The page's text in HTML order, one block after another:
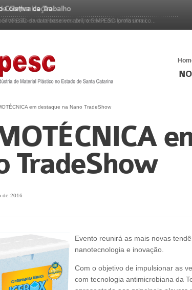
Coletiva de Trabalho
ocasião da data-base em abril, o SIMPESC forma uma co...
em destaque na Nano TradeShow
TradeShow
de 2016
Evento reunirá as mais novas
nanotecnologia e inovação.
Com o objetivo de impulsionar as
com tecnologia antimicrobiana da